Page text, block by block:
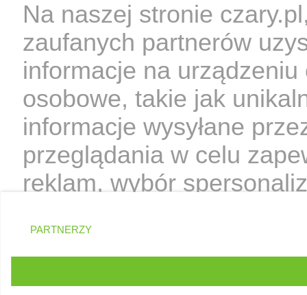
Na naszej stronie
zaufanych partnerów
informacje na
osobowe, takie jak
informacje wysyłane
przeglądania w celu
reklam, wybór
Użytkownika my i
PARTNERZY